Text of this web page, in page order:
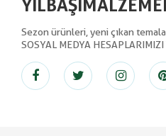
Sezon ürünleri, yeni çıkan
SOSYAL MEDYA